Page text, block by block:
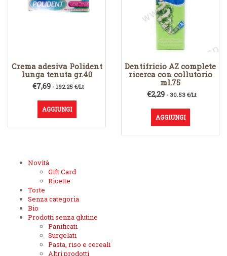
Crema adesiva Polident
lunga tenuta gr.40
€7,69- 192.25 €/Lt
AGGIUNGI
Dentifricio AZ complete
ricerca con collutorio
ml.75
€2,29- 30.53 €/Lt
AGGIUNGI
Novità
Gift Card
Ricette
Torte
Senza categoria
Bio
Prodotti senza glutine
Panificati
Surgelati
Pasta, riso e cereali
Altri prodotti